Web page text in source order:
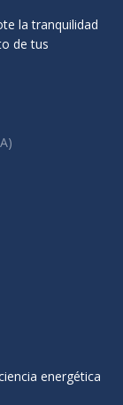
la tranquilidad
de tus
energética